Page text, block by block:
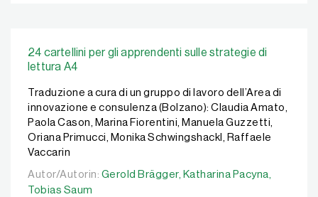
24 cartellini per gli apprendenti sulle strategie di
lettura A4
Traduzione a cura di un gruppo di lavoro dell’Area di
innovazione e consulenza (Bolzano): Claudia Amato,
Paola Cason, Marina Fiorentini, Manuela Guzzetti,
Oriana Primucci, Monika Schwingshackl, Raffaele
Vaccarin
Autor/Autorin: Gerold Brägger, Katharina Pacyna,
Autor/Autorin: Gerold Brägger, Katharina Pacyna,
Tobias Saum